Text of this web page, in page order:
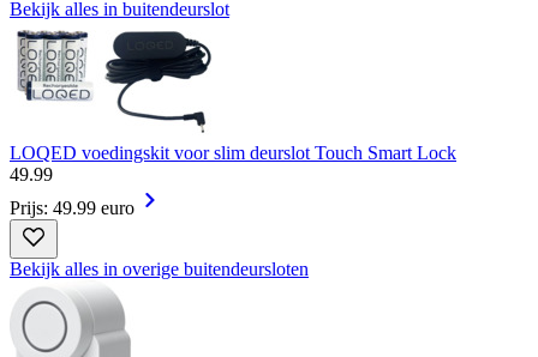
Bekijk alles in buitendeurslot
LOQED voedingskit voor slim deurslot Touch Smart Lock
49.99
Prijs: 49.99 euro
Bekijk alles in overige buitendeursloten